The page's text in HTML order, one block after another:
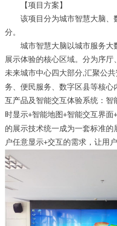
【项目方案】
该项目分为城市智慧大脑、
分。
城市智慧大脑以城市服务大
展示体验的核心区域。分为序厅
未来城市中心四大部分,汇聚公
务、便民服务、数字区县等核心
互产品及智能交互体验系统：智
时显示+智能地图+智能交互界面+
的展示技术统一成为一套标准的
户任意显示+交互的需求，让用